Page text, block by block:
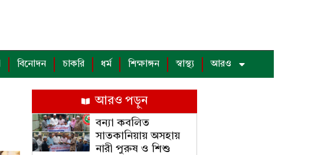
বিনোদন চাকরি ধর্ম শিক্ষাঙ্গন স্বাস্থ্য আরও
আরও পড়ুন
বন্যা কবলিত
সাতকানিয়ায় অসহায়
নারী পুরুষ ও শিশু